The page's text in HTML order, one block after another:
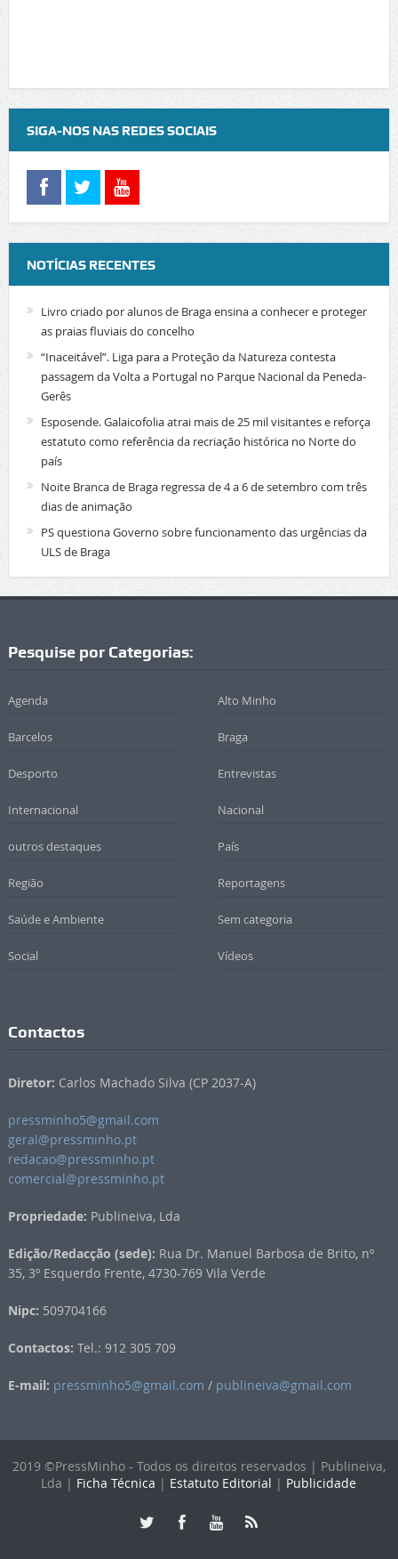
SIGA-NOS NAS REDES SOCIAIS
NOTÍCIAS RECENTES
Livro criado por alunos de Braga ensina a conhecer e proteger
as praias fluviais do concelho
“Inaceitável”. Liga para a Proteção da Natureza contesta
passagem da Volta a Portugal no Parque Nacional da Peneda-
Gerês
Esposende. Galaicofolia atrai mais de 25 mil visitantes e reforça
estatuto como referência da recriação histórica no Norte do
país
Noite Branca de Braga regressa de 4 a 6 de setembro com três
dias de animação
PS questiona Governo sobre funcionamento das urgências da
ULS de Braga
Pesquise por Categorias:
Agenda Alto Minho
Barcelos Braga
Desporto Entrevistas
Internacional Nacional
outros destaques País
Região Reportagens
Saúde e Ambiente Sem categoria
Social Vídeos
Contactos
Diretor: Carlos Machado Silva (CP 2037-A)
pressminho5@gmail.com
geral@pressminho.pt
redacao@pressminho.pt
comercial@pressminho.pt
Propriedade: Publineiva, Lda
Edição/Redacção (sede): Rua Dr. Manuel Barbosa de Brito, nº
35, 3º Esquerdo Frente, 4730-769 Vila Verde
Nipc: 509704166
Contactos: Tel.: 912 305 709
E-mail: pressminho5@gmail.com / publineiva@gmail.com
2019 ©PressMinho - Todos os direitos reservados | Publineiva,
Lda | Ficha Técnica | Estatuto Editorial | Publicidade